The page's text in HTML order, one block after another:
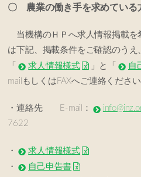
〇 農業の働き手を求めている
当機構のＨＰへ求人情報掲載を
は下記、掲載条件をご確認のうえ
「
求人情報様式 」と「 自
mailもしくはFAXへご連絡ください
・連絡先 E-mail：
7622
・
求人情報様式
・
自己申告書